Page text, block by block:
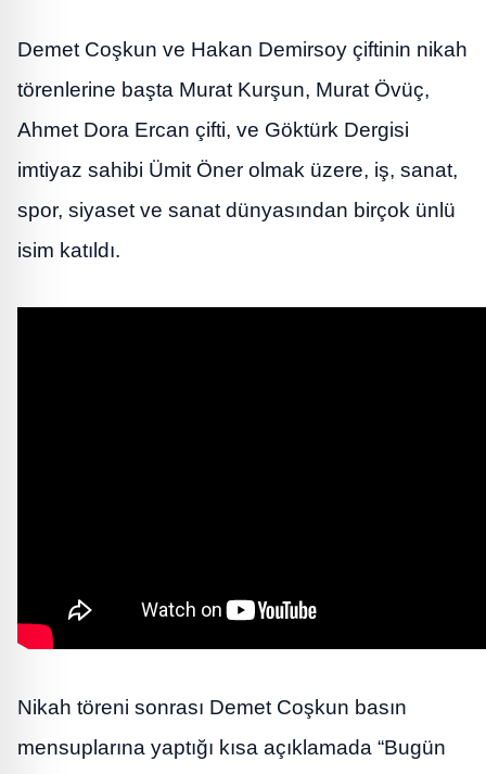
Demet Coşkun ve Hakan Demirsoy çiftinin nikah
törenlerine başta Murat Kurşun, Murat Övüç,
Ahmet Dora Ercan çifti, ve Göktürk Dergisi
imtiyaz sahibi Ümit Öner olmak üzere, iş, sanat,
spor, siyaset ve sanat dünyasından birçok ünlü
isim katıldı.
Nikah töreni sonrası Demet Coşkun basın
mensuplarına yaptığı kısa açıklamada “Bugün